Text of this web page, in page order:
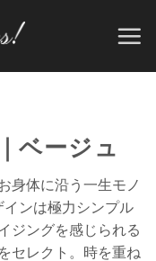
ベージュ
身体に沿う一生モノ
ンは極力シンプル
ジングを感じられる
セレクト。時を重ね